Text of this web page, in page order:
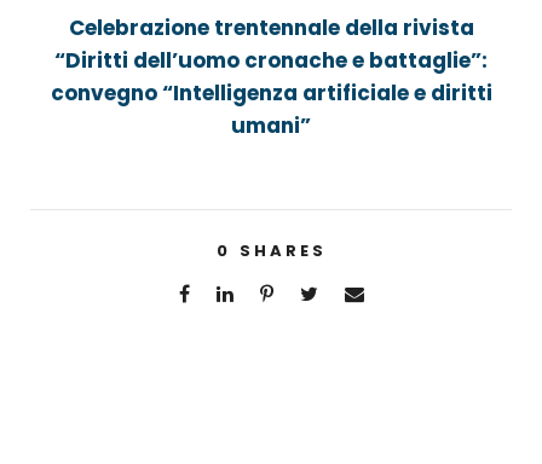
Celebrazione trentennale della rivista
“Diritti dell’uomo cronache e battaglie”:
convegno “Intelligenza artificiale e diritti
umani”
0 SHARES